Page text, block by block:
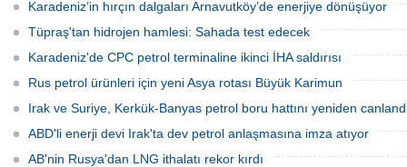
Karadeniz’in hırçın dalgaları Arnavutköy’de enerjiye dönüşüyor
Tüpraş'tan hidrojen hamlesi: Sahada test edecek
Karadeniz'de CPC petrol terminaline ikinci İHA saldırısı
Rus petrol ürünleri için yeni Asya rotası Büyük Karimun
Irak ve Suriye, Kerkük-Banyas petrol boru hattını yeniden
ABD'li enerji devi Irak'ta dev petrol anlaşmasına imza atıyor
AB'nin Rusya'dan LNG ithalatı rekor kırdı